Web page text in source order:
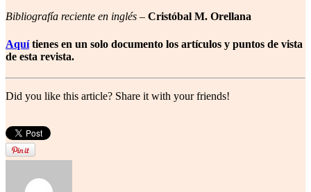
Bibliografía reciente en inglés – Cristóbal M. Orellana
Aquítienes en un solo documento los artículos y puntos de vista
de esta revista.
Did you like this article? Share it with your friends!